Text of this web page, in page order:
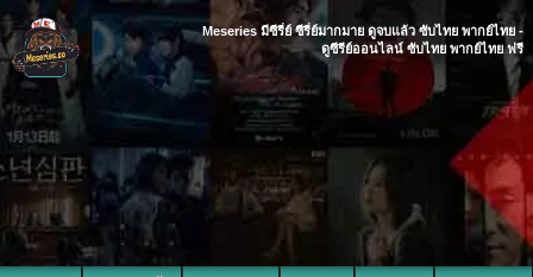
Meseries มีซีรี่ย์ ซีรี่ย์มากมาย ดูจบแล้ว ซับไทย พากย์ไทย -
ดูซีรีย์ออนไลน์ ซับไทย พากย์ไทย ฟรี